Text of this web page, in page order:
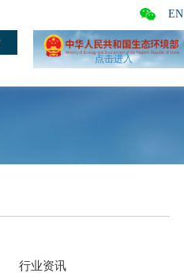
EN
点击进入
行业资讯